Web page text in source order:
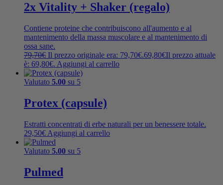
2x Vitality + Shaker (regalo)
Contiene proteine ​​che contribuiscono all'aumento e al
mantenimento della massa muscolare e al mantenimento di
ossa sane.
79,70€ Il prezzo originale era: 79,70€.69,80€Il prezzo attuale
è: 69,80€. Aggiungi al carrello
Valutato 5.00 su 5
Protex (capsule)
Estratti concentrati di erbe naturali per un benessere totale.
29,50€ Aggiungi al carrello
Valutato 5.00 su 5
Pulmed